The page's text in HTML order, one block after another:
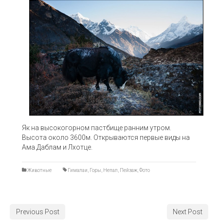
Як на высокогорном пастбище ранним утром.
Высота около 3600м. Открываются первые виды на
Ама Даблам и Лхотце.
Животные Гималаи Горы Непал Пейзаж Фото
Previous Post Next Post